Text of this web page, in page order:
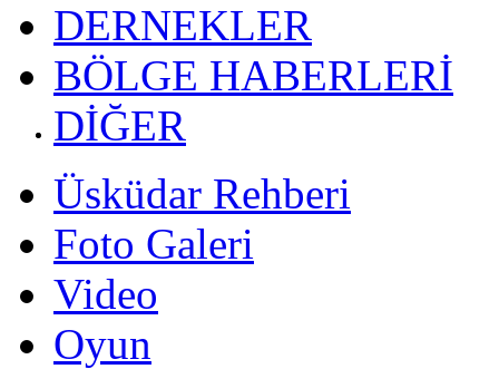
DERNEKLER
BÖLGE HABERLERİ
DİĞER
Üsküdar Rehberi
Foto Galeri
Video
Oyun